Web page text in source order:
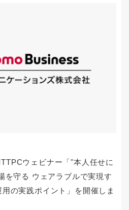
ウェビナー「"本人任せに
守る ウェアラブルで実現す
の実践ポイント」を開催しま